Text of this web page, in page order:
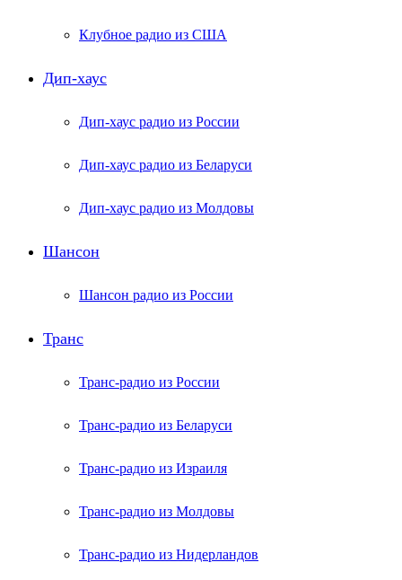
Клубное радио из США
Дип-хаус
Дип-хаус радио из России
Дип-хаус радио из Беларуси
Дип-хаус радио из Молдовы
Шансон
Шансон радио из России
Транс
Транс-радио из России
Транс-радио из Беларуси
Транс-радио из Израиля
Транс-радио из Молдовы
Транс-радио из Нидерландов